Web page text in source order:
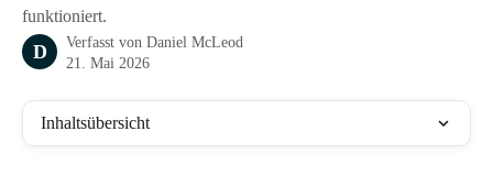
funktioniert.
D Verfasst von Daniel McLeod
21. Mai 2026
Inhaltsübersicht